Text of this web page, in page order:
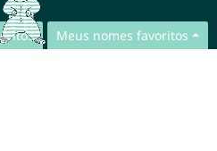
Meus nomes favoritos